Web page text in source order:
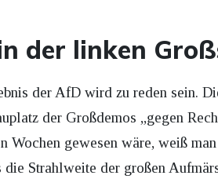
der linken
der AfD wird zu reden sein.
der Großdemos „gegen
Wochen gewesen wäre, weiß
die Strahlweite der großen